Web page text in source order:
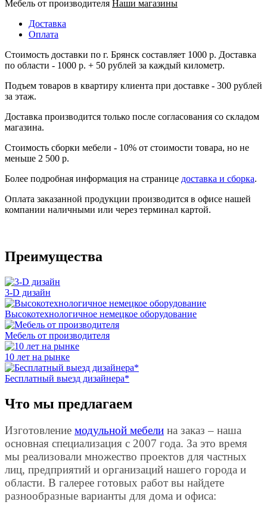
Мебель от производителя Наши магазины
Доставка
Оплата
Стоимость доставки по г. Брянск составляет 1000 р. Доставка
по области - 1000 р. + 50 рублей за каждый километр.
Подъем товаров в квартиру клиента при доставке - 300 рублей
за этаж.
Доставка производится только после согласования со складом
магазина.
Стоимость сборки мебели - 10% от стоимости товара, но не
меньше 2 500 р.
Более подробная информация на странице доставка и сборка.
Оплата заказанной продукции производится в офисе нашей
компании наличными или через терминал картой.
Преимущества
3-D дизайн
Высокотехнологичное немецкое оборудование
Мебель от производителя
10 лет на рынке
Бесплатный выезд дизайнера*
Что мы предлагаем
Изготовление модульной мебели на заказ – наша
основная специализация с 2007 года. За это время
мы реализовали множество проектов для частных
лиц, предприятий и организаций нашего города и
области. В галерее готовых работ вы найдете
разнообразные варианты для дома и офиса: